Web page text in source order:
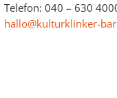
Telefon: 040 – 630
hallo@kulturklinker-